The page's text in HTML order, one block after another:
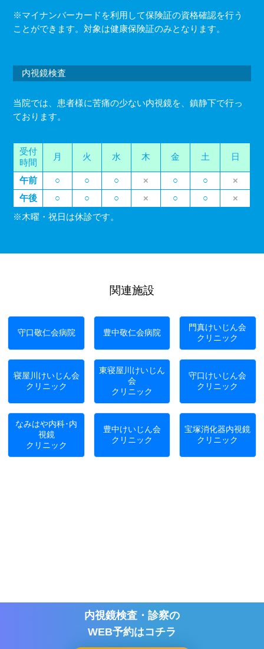
※マイナンバーカードを利用して保険証の資格確認を行う
ことができます。対象は健康保険証のみとなります。
内視鏡検査
当院では、患者様に苦痛の少ない内視鏡を、鎮静下で行っ
ております。
受付
時間
月 火 水 木 金 土 日
午前 ○ ○ ○ × ○ ○
×
午後
○ ○ ○ × ○ ○
×
※木曜・祝日は休診です。
関連施設
守口敬仁会病院 豊中敬仁会病院
門真けいじん会
クリニック
寝屋川けいじん会
クリニック
東寝屋川けいじん
会
クリニック
守口けいじん会
クリニック
なみはや内科･内
視鏡
クリニック
豊中けいじん会
クリニック
宝塚消化器内視鏡
クリニック
内視鏡検査・診察の
WEB予約はコチラ
COPYRIGHT(c) MARUOKA GASTRO-INTESTINAL CLINIC. ALL RIGHTS